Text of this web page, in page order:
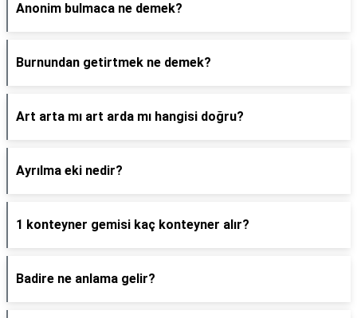
Anonim bulmaca ne demek?
Burnundan getirtmek ne demek?
Art arta mı art arda mı hangisi doğru?
Ayrılma eki nedir?
1 konteyner gemisi kaç konteyner alır?
Badire ne anlama gelir?